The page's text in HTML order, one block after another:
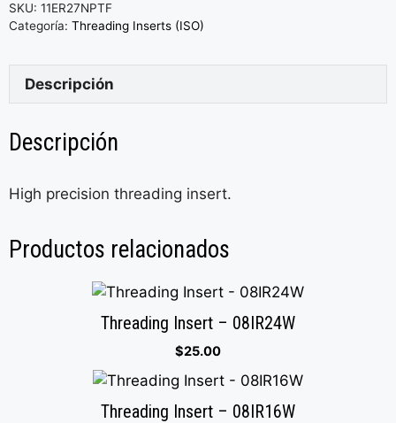
SKU: 11ER27NPTF
Categoría: Threading Inserts (ISO)
Descripción
Descripción
High precision threading insert.
Productos relacionados
Threading Insert – 08IR24W
$25.00
Threading Insert – 08IR16W